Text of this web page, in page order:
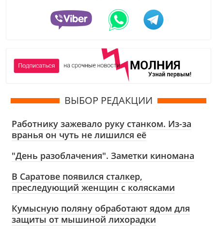
ВЫБОР РЕДАКЦИИ
Работнику зажевало руку станком. Из-за
вранья он чуть не лишился её
"День разоблачения". Заметки киномана
В Саратове появился сталкер,
преследующий женщин с колясками
Кумысную поляну обработают ядом для
защиты от мышиной лихорадки